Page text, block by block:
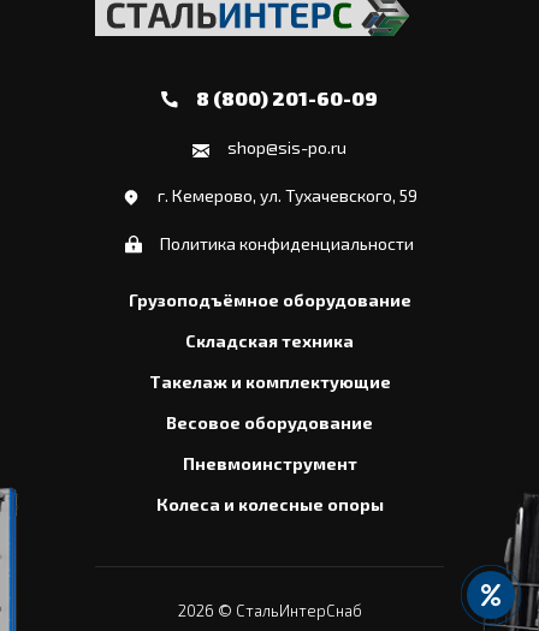
8 (800) 201-60-09
shop@sis-po.ru
г. Кемерово, ул. Тухачевского, 59
Политика конфиденциальности
Грузоподъёмное оборудование
Складская техника
Такелаж и комплектующие
Весовое оборудование
Пневмоинструмент
Колеса и колесные опоры
2026 © СтальИнтерСнаб